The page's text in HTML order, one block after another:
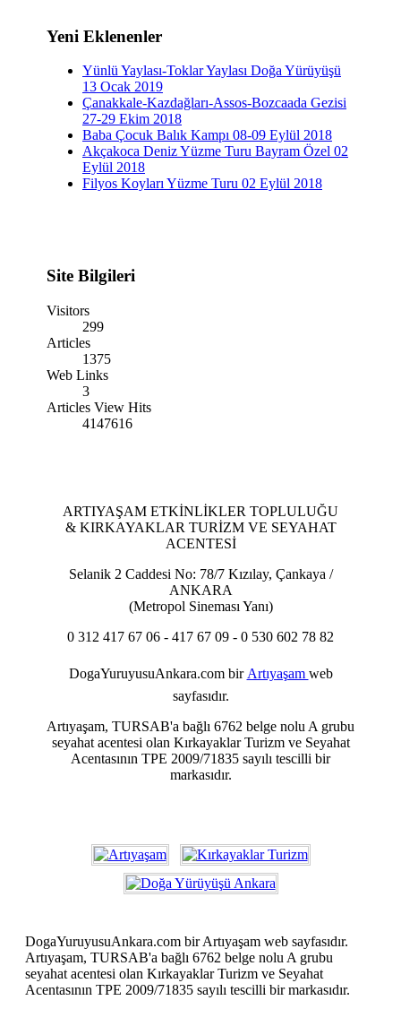
Yeni Eklenenler
Yünlü Yaylası-Toklar Yaylası Doğa Yürüyüşü
13 Ocak 2019
Çanakkale-Kazdağları-Assos-Bozcaada Gezisi
27-29 Ekim 2018
Baba Çocuk Balık Kampı 08-09 Eylül 2018
Akçakoca Deniz Yüzme Turu Bayram Özel 02
Eylül 2018
Filyos Koyları Yüzme Turu 02 Eylül 2018
Site Bilgileri
Visitors
299
Articles
1375
Web Links
3
Articles View Hits
4147616
ARTIYAŞAM ETKİNLİKLER TOPLULUĞU
& KIRKAYAKLAR TURİZM VE SEYAHAT
ACENTESİ
Selanik 2 Caddesi No: 78/7 Kızılay, Çankaya /
ANKARA
(Metropol Sineması Yanı)
0 312 417 67 06 - 417 67 09 - 0 530 602 78 82
DogaYuruyusuAnkara.com bir Artıyaşam web
sayfasıdır.
Artıyaşam, TURSAB'a bağlı 6762 belge nolu A grubu
seyahat acentesi olan Kırkayaklar Turizm ve Seyahat
Acentasının TPE 2009/71835 sayılı tescilli bir
markasıdır.
DogaYuruyusuAnkara.com bir Artıyaşam web sayfasıdır.
Artıyaşam, TURSAB'a bağlı 6762 belge nolu A grubu
seyahat acentesi olan Kırkayaklar Turizm ve Seyahat
Acentasının TPE 2009/71835 sayılı tescilli bir markasıdır.